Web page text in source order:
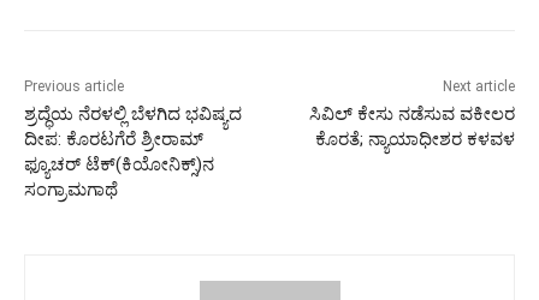
Previous article
ಶ್ರದ್ಧೆಯ ನೆರಳಲ್ಲಿ ಬೆಳಗಿದ ಭವಿಷ್ಯದ
ದೀಪ: ಕೊರಟಗೆರೆ ಶ್ರೀರಾಮ್
ಫ್ಯೂಚರ್ ಟೆಕ್‌(ಕಿಯೋನಿಕ್ಸ್)ನ
ಸಂಗ್ರಾಮಗಾಥೆ
Next article
ಸಿವಿಲ್ ಕೇಸು ನಡೆಸುವ ವಕೀಲರ
ಕೊರತೆ; ನ್ಯಾಯಾಧೀಶರ ಕಳವಳ